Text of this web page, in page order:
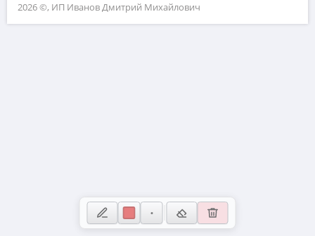
13. Теория вероятностей
2026 ©, ИП Иванов Дмитрий Михайлович